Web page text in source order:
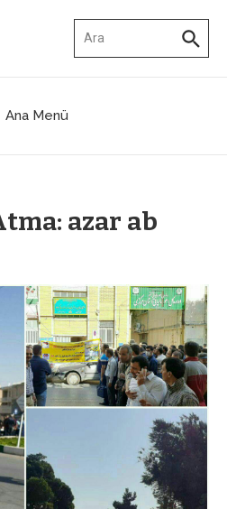
Ana Menü
azar ab